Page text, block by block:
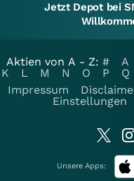
Jetzt Depot bei
Aktien von A - Z: # A
K
L M N O P Q
Impressum
Einstellungen
Unsere Apps: